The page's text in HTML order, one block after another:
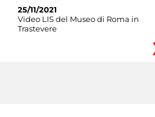
25/11/2021
Video LIS del Museo di Roma in
Trastevere